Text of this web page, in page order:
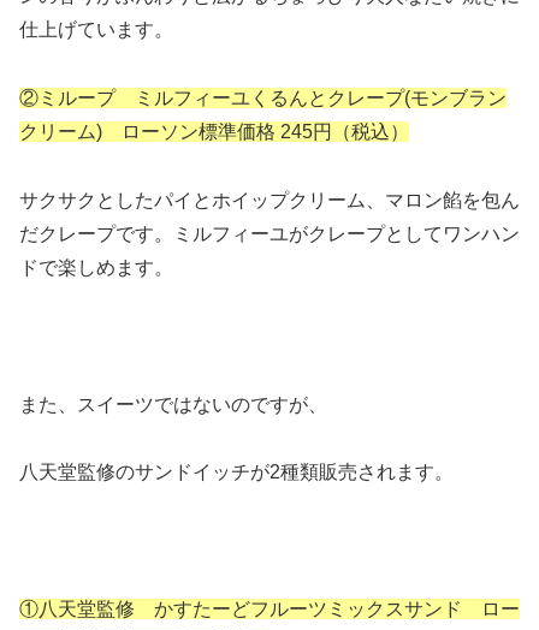
仕上げています。
②ミループ ミルフィーユくるんとクレープ(モンブラン
クリーム) ローソン標準価格 245円（税込）
サクサクとしたパイとホイップクリーム、マロン餡を包ん
だクレープです。ミルフィーユがクレープとしてワンハン
ドで楽しめます。
また、スイーツではないのですが、
八天堂監修のサンドイッチが2種類販売されます。
①八天堂監修 かすたーどフルーツミックスサンド ロー